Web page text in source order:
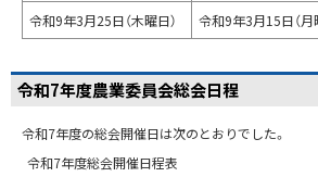
令和9年3月25日（木曜日）
令和9年3月15日（月
令和7年度農業委員会総会日程
令和7年度の総会開催日は次のとおりでした。
令和7年度総会開催日程表